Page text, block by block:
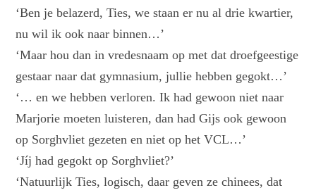
‘Ben je belazerd, Ties, we staan er nu al drie kwartier,
nu wil ik ook naar binnen…’
‘Maar hou dan in vredesnaam op met dat droefgeestige
gestaar naar dat gymnasium, jullie hebben gegokt…’
‘… en we hebben verloren. Ik had gewoon niet naar
Marjorie moeten luisteren, dan had Gijs ook gewoon
op Sorghvliet gezeten en niet op het VCL…’
‘Jíj had gegokt op Sorghvliet?’
‘Natuurlijk Ties, logisch, daar geven ze chinees, dat